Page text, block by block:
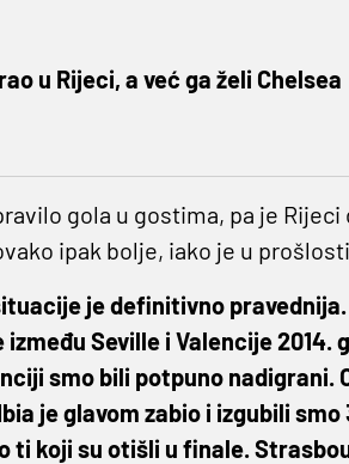
u Rijeci, a već ga želi Chelsea
gola u gostima, pa je Rijeci
ipak bolje, iako je u
je definitivno
Seville i Valencije 2014.
smo bili potpuno nadigrani.
je glavom zabio i izgubili
ti koji su otišli u finale.